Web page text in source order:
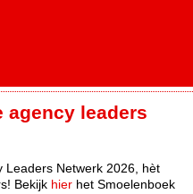
agency leaders
Leaders Netwerk 2026, hèt
Bekijk hier het Smoelenboek